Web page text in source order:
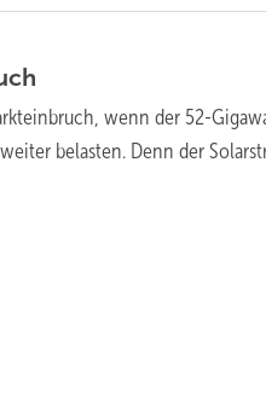
wenn der 52-
belasten. Denn der